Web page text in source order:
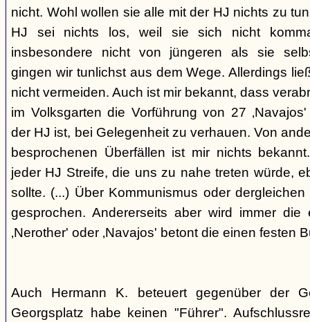
nicht. Wohl wollen sie alle mit der HJ nichts zu
HJ sei nichts los, weil sie sich nicht
insbesondere nicht von jüngeren als sie
gingen wir tunlichst aus dem Wege. Allerdings
nicht vermeiden. Auch ist mir bekannt, dass
im Volksgarten die Vorführung von 27
der HJ ist, bei Gelegenheit zu verhauen. Von
besprochenen Überfällen ist mir nichts
jeder HJ Streife, die uns zu nahe treten würde,
sollte. (...) Über Kommunismus oder
gesprochen. Andererseits aber wird immer die
‚Nerother' oder ‚Navajos' betont die einen festen
Auch Hermann K. beteuert gegenüber der
Georgsplatz habe keinen "Führer".